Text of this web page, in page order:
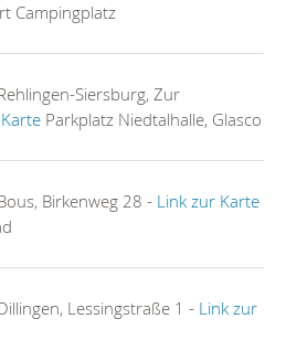
Campingplatz
Siersburg, Zur
Parkplatz Niedtalhalle, Glasco
Birkenweg 28 - Link zur Karte
Lessingstraße 1 - Link zur